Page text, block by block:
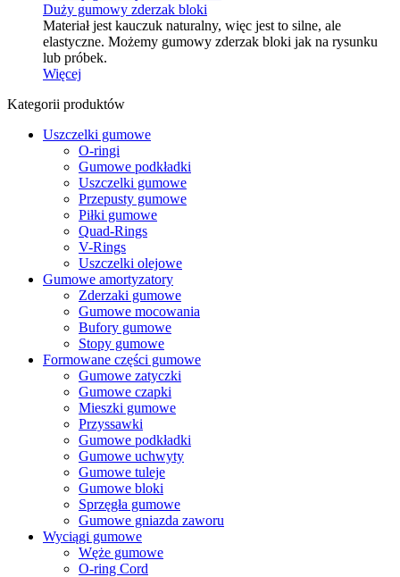
Duży gumowy zderzak bloki
Materiał jest kauczuk naturalny, więc jest to silne, ale
elastyczne. Możemy gumowy zderzak bloki jak na rysunku
lub próbek.
Więcej
Kategorii produktów
Uszczelki gumowe
O-ringi
Gumowe podkładki
Uszczelki gumowe
Przepusty gumowe
Piłki gumowe
Quad-Rings
V-Rings
Uszczelki olejowe
Gumowe amortyzatory
Zderzaki gumowe
Gumowe mocowania
Bufory gumowe
Stopy gumowe
Formowane części gumowe
Gumowe zatyczki
Gumowe czapki
Mieszki gumowe
Przyssawki
Gumowe podkładki
Gumowe uchwyty
Gumowe tuleje
Gumowe bloki
Sprzęgła gumowe
Gumowe gniazda zaworu
Wyciągi gumowe
Węże gumowe
O-ring Cord